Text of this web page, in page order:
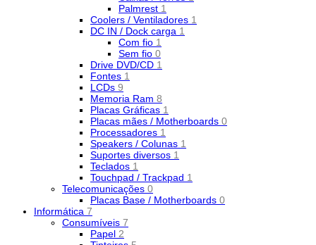
Palmrest 1
Coolers / Ventiladores 1
DC IN / Dock carga 1
Com fio 1
Sem fio 0
Drive DVD/CD 1
Fontes 1
LCDs 9
Memoria Ram 8
Placas Gráficas 1
Placas mães / Motherboards 0
Processadores 1
Speakers / Colunas 1
Suportes diversos 1
Teclados 1
Touchpad / Trackpad 1
Telecomunicações 0
Placas Base / Motherboards 0
Informática 7
Consumíveis 7
Papel 2